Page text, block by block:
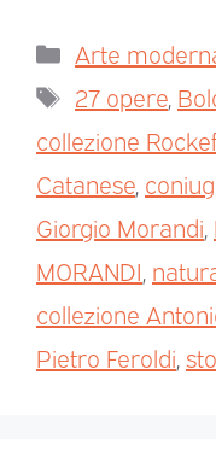
Arte
27 opere
collezione
Catanese
Giorgio Morandi
MORANDI
collezione
Pietro Feroldi